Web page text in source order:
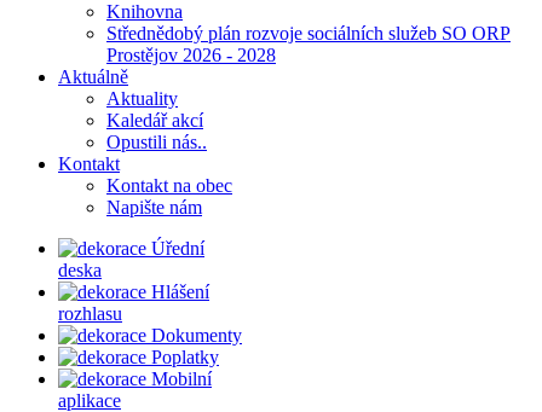
Knihovna
Střednědobý plán rozvoje sociálních služeb SO ORP
Prostějov 2026 - 2028
Aktuálně
Aktuality
Kaledář akcí
Opustili nás..
Kontakt
Kontakt na obec
Napište nám
Úřední
deska
Hlášení
rozhlasu
Dokumenty
Poplatky
Mobilní
aplikace